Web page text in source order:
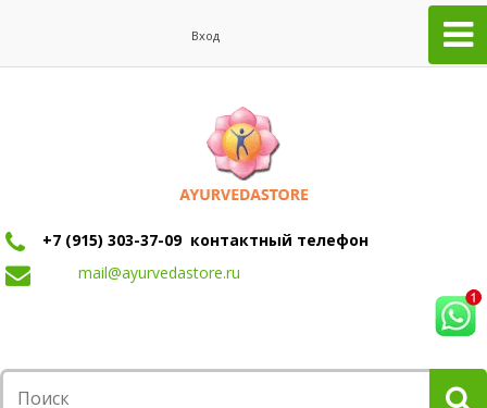
Вход
+7 (915) 303-37-09 контактный телефон
mail@ayurvedastore.ru